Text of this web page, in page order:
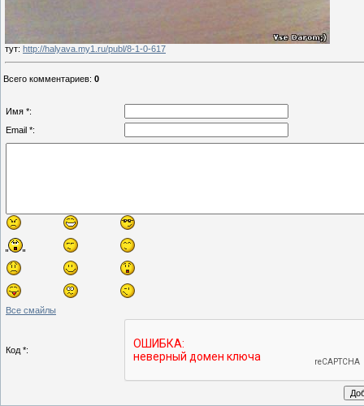
тут: http://halyava.my1.ru/publ/8-1-0-617
Всего комментариев: 0
Имя *:
Email *:
Все смайлы
Код *: